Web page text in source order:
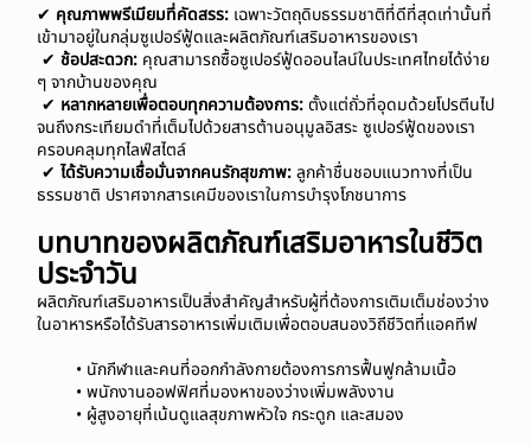
✔ คุณภาพพรีเมียมที่คัดสรร: เฉพาะวัตถุดิบธรรมชาติที่ดีที่สุดเท่านั้นที่
เข้ามาอยู่ในกลุ่มซูเปอร์ฟู้ดและผลิตภัณฑ์เสริมอาหารของเรา
✔ ช้อปสะดวก: คุณสามารถซื้อซูเปอร์ฟู้ดออนไลน์ในประเทศไทยได้ง่าย
ๆ จากบ้านของคุณ
✔ หลากหลายเพื่อตอบทุกความต้องการ: ตั้งแต่ถั่วที่อุดมด้วยโปรตีนไป
จนถึงกระเทียมดำที่เต็มไปด้วยสารต้านอนุมูลอิสระ ซูเปอร์ฟู้ดของเรา
ครอบคลุมทุกไลฟ์สไตล์
✔ ได้รับความเชื่อมั่นจากคนรักสุขภาพ: ลูกค้าชื่นชอบแนวทางที่เป็น
ธรรมชาติ ปราศจากสารเคมีของเราในการบำรุงโภชนาการ
บทบาทของผลิตภัณฑ์เสริมอาหารในชีวิต
ประจำวัน
ผลิตภัณฑ์เสริมอาหารเป็นสิ่งสำคัญสำหรับผู้ที่ต้องการเติมเต็มช่องว่าง
ในอาหารหรือได้รับสารอาหารเพิ่มเติมเพื่อตอบสนองวิถีชีวิตที่แอคทีฟ
นักกีฬาและคนที่ออกกำลังกายต้องการการฟื้นฟูกล้ามเนื้อ
พนักงานออฟฟิศที่มองหาของว่างเพิ่มพลังงาน
ผู้สูงอายุที่เน้นดูแลสุขภาพหัวใจ กระดูก และสมอง